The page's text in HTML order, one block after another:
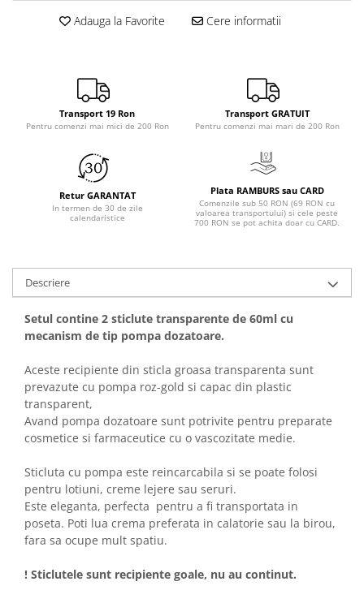
Adauga la Favorite Cere informatii
Transport 19 Ron
Pentru comenzi mai mici de 200 Ron
Transport GRATUIT
Pentru comenzi mai mari de 200 Ron
Retur GARANTAT
In termen de 30 de zile
calendaristice
Plata RAMBURS sau CARD
Comenzile sub 50 RON (69 RON cu
valoarea transportului) si cele peste
700 RON se pot achita doar cu CARD.
Descriere
Setul contine 2 sticlute transparente de 60ml cu
mecanism de tip pompa dozatoare.
Aceste recipiente din sticla groasa transparenta sunt
prevazute cu pompa roz-gold si capac din plastic
transparent,
Avand pompa dozatoare sunt potrivite pentru preparate
cosmetice si farmaceutice cu o vascozitate medie.
Sticluta cu pompa este reincarcabila si se poate folosi
pentru lotiuni, creme lejere sau seruri.
Este eleganta, perfecta pentru a fi transportata in
poseta. Poti lua crema preferata in calatorie sau la birou,
fara sa ocupe mult spatiu.
! Sticlutele sunt recipiente goale, nu au continut.